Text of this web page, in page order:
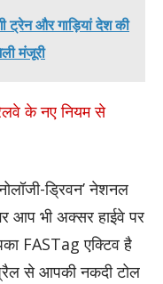
ट्रेन और गाड़ियां देश की
मंजूरी
के नए नियम से
ड्रिवन’ नेशनल
आप भी अक्सर हाईवे पर
FASTag एक्टिव है
से आपकी नकदी टोल